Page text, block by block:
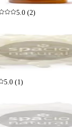
5.0 (2)
5.0 (1)